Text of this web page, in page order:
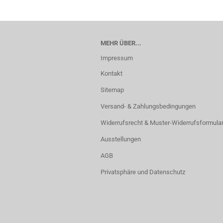
MEHR ÜBER...
Impressum
Kontakt
Sitemap
Versand- & Zahlungsbedingungen
Widerrufsrecht & Muster-Widerrufsformular
Ausstellungen
AGB
Privatsphäre und Datenschutz